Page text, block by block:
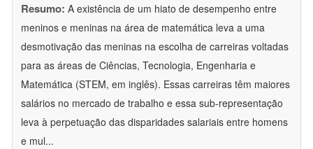
Resumo: A existência de um hiato de desempenho entre
meninos e meninas na área de matemática leva a uma
desmotivação das meninas na escolha de carreiras voltadas
para as áreas de Ciências, Tecnologia, Engenharia e
Matemática (STEM, em inglês). Essas carreiras têm maiores
salários no mercado de trabalho e essa sub-representação
leva à perpetuação das disparidades salariais entre homens
e mul...